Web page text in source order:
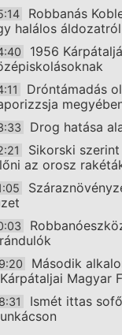
Robbanás
halálos
1956
Dróntámadás
Drog hatása
Sikorski
az orosz
Második
Magyar
Ismét ittas